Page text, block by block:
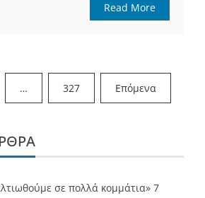
Read More
… 327 Επόμενα
σε πολλά κομμάτια» 7